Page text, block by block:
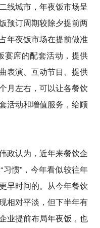
线城市，年夜饭市场呈
预订周期较除夕提前两
年夜饭市场在提前做准
宴席的配套活动，提供
表演、互动节目、提供
月左右，可以让各餐饮
活动和增值服务，给顾
认为，近年来餐饮企
惯”，今年看似较往年
早时间的。从今年餐饮
相对平淡，但下半年有
业提前布局年夜饭，也